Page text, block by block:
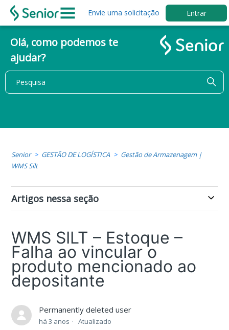
Envie uma solicitação Entrar
Olá, como podemos te
ajudar?
Senior GESTÃO DE LOGÍSTICA
Gestão de Armazenagem |
WMS Silt
Artigos nessa seção
WMS SILT – Estoque –
Falha ao vincular o
produto mencionado ao
depositante
Permanently deleted user
há 3 anos Atualizado